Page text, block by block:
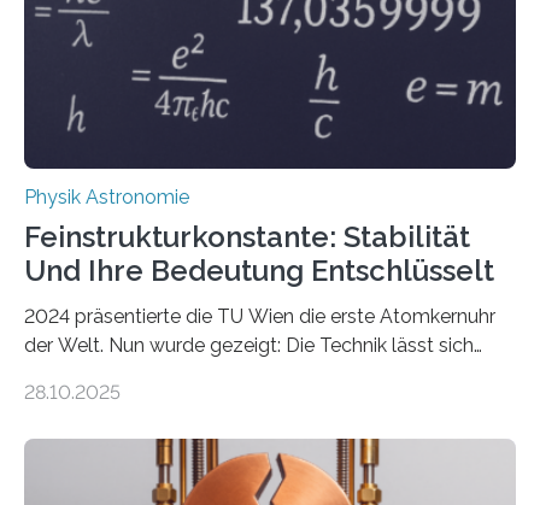
Physik Astronomie
Feinstrukturkonstante: Stabilität
Und Ihre Bedeutung Entschlüsselt
2024 präsentierte die TU Wien die erste Atomkernuhr
der Welt. Nun wurde gezeigt: Die Technik lässt sich
fundamentalen Physik nachzugehen. Thorium-
Messungen verwenden. Das hatte man jahrzehntelang
vermutet, weltweit war nach den passenden
28.10.2025